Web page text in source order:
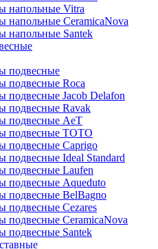
напольные Vitra
напольные CeramicaNova
напольные Santek
подвесные
подвесные Roca
подвесные Jacob Delafon
подвесные Ravak
подвесные AeT
подвесные TOTO
подвесные Caprigo
подвесные Ideal Standard
подвесные Laufen
подвесные Aqueduto
подвесные BelBagno
подвесные Cezares
подвесные CeramicaNova
подвесные Santek